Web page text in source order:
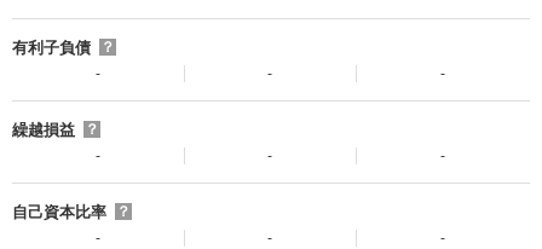
有利子負債
？
-
- -
繰越損益
？
-
- -
自己資本比率
？
-
- -